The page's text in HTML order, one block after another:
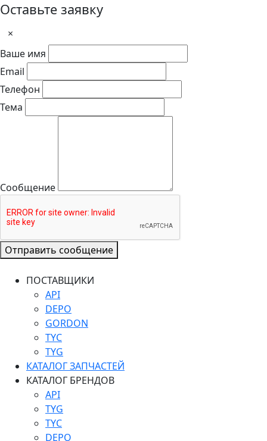
Оставьте заявку
×
Ваше имя
Email
Телефон
Тема
Сообщение
Отправить сообщение
ПОСТАВЩИКИ
API
DEPO
GORDON
TYC
TYG
КАТАЛОГ ЗАПЧАСТЕЙ
КАТАЛОГ БРЕНДОВ
API
TYG
TYC
DEPO